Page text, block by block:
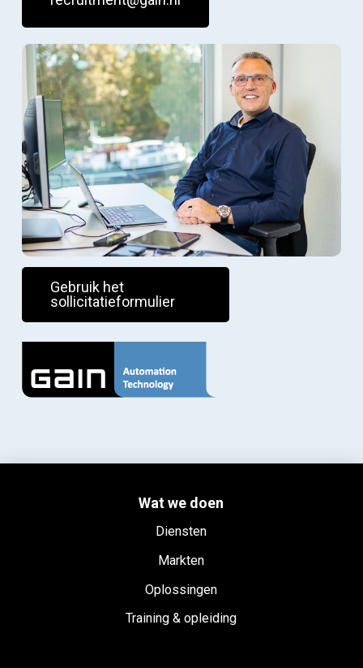
Gebruik het
sollicitatieformulier
Wat we doen
Diensten
Markten
Oplossingen
Training & opleiding